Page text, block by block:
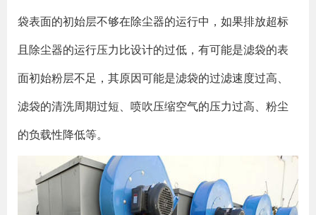
袋表面的初始层不够在除尘器的运行中，如果排放超标
且除尘器的运行压力比设计的过低，有可能是滤袋的表
面初始粉层不足，其原因可能是滤袋的过滤速度过高、
滤袋的清洗周期过短、喷吹压缩空气的压力过高、粉尘
的负载性降低等。